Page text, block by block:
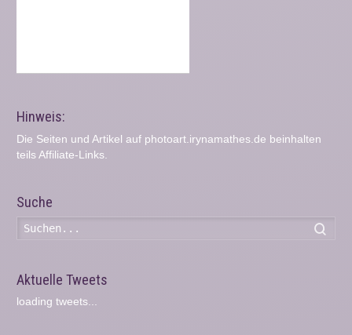
Hinweis:
Die Seiten und Artikel auf photoart.irynamathes.de beinhalten
teils Affiliate-Links.
Suche
Aktuelle Tweets
loading tweets...